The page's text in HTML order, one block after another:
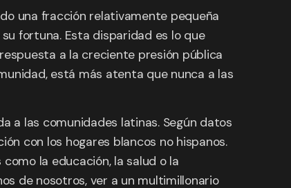
una fracción relativamente pequeña
fortuna. Esta disparidad es lo que
a la creciente presión pública
está más atenta que nunca a las
a las comunidades latinas. Según datos
con los hogares blancos no hispanos.
la educación, la salud o la
de nosotros, ver a un multimillonario